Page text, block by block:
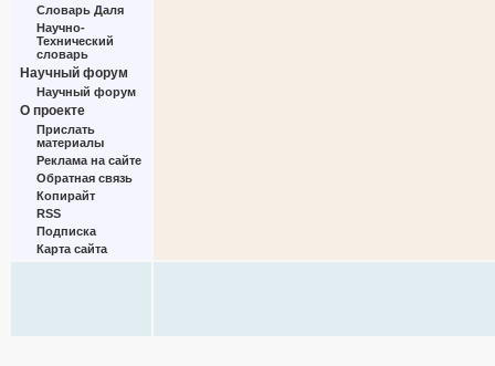
Словарь Даля
Научно-
Технический
словарь
Научный форум
Научный форум
О проекте
Прислать
материалы
Реклама на сайте
Обратная связь
Копирайт
RSS
Подписка
Карта сайта